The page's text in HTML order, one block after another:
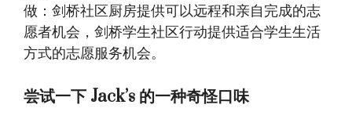
做：剑桥社区厨房提供可以远程和亲自完成的志
愿者机会，剑桥学生社区行动提供适合学生生活
方式的志愿服务机会。
尝试一下 Jack’s 的一种奇怪口味